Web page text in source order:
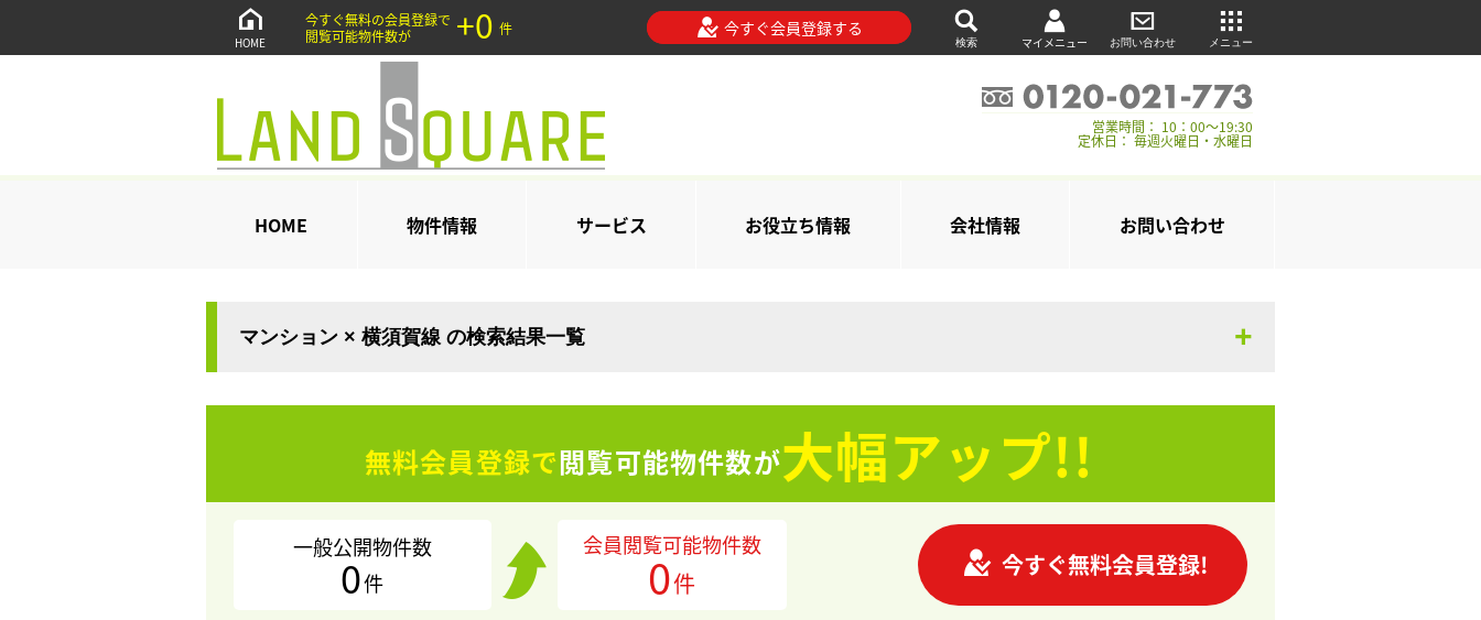
HOME
今すぐ無料の会員登録で
閲覧可能物件数が
+0 件 今すぐ会員登録する
検索 マイメニュー お問い合わせ メニュー
営業時間： 10：00～19:30
定休日： 毎週火曜日・水曜日
HOME 物件情報 サービス お役立ち情報 会社情報 お問い合わせ
マンション × 横須賀線 の検索結果一覧
無料会員登録で閲覧可能物件数が大幅アップ!!
一般公開物件数
0件
会員閲覧可能物件数
0件
今すぐ無料会員登録!